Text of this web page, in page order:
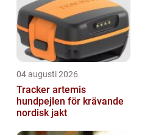
04 augusti 2026
Tracker artemis
hundpejlen för krävande
nordisk jakt